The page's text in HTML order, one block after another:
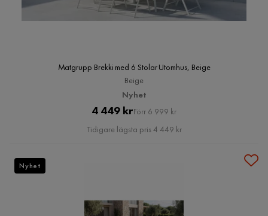
Matgrupp Brekki med 6 Stolar Utomhus, Beige
Beige
Nyhet
Pris
4 449 krOriginal
Pris
Förr 6 999 kr
Tidigare lägsta pris 4 449 kr
Nyhet